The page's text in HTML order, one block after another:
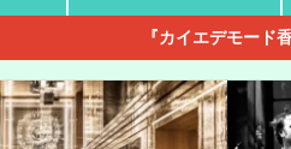
『カイエデモード